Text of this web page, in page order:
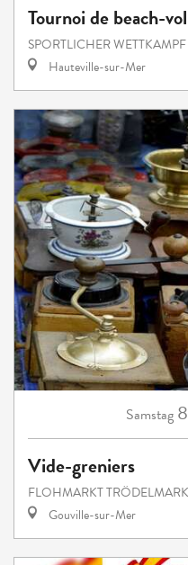
Tournoi de beach-
SPORTLICHER WETTKAMPF
Hauteville-sur-Mer
Samstag
Vide-greniers
FLOHMARKT
Gouville-sur-Mer